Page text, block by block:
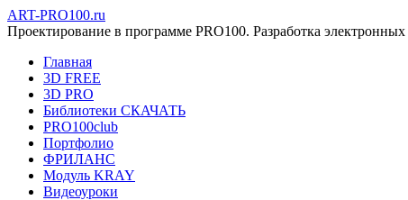
ART-PRO100.ru
Проектирование в программе PRO100. Разработка
Главная
3D FREE
3D PRO
Библиотеки СКАЧАТЬ
PRO100club
Портфолио
ФРИЛАНС
Модуль KRAY
Видеоуроки